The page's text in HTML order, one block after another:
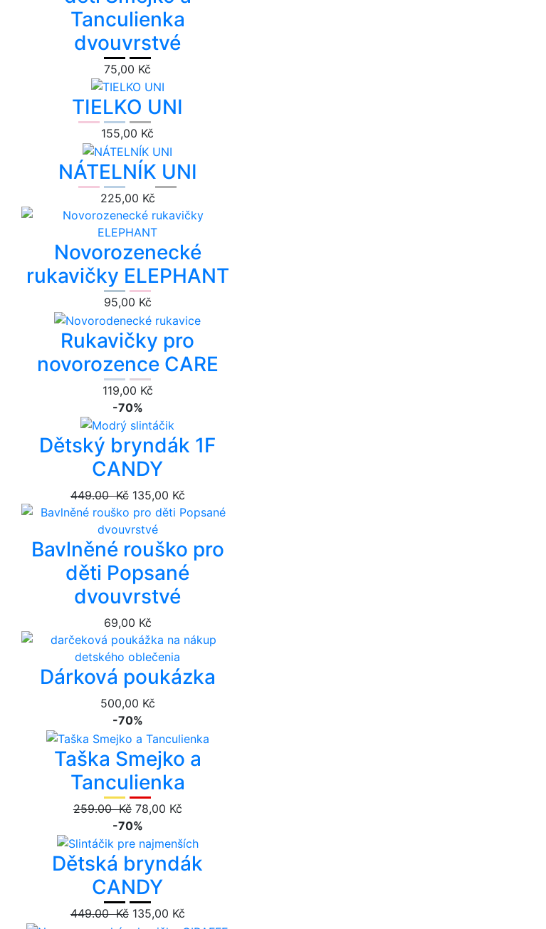
Tanculienka
dvouvrstvé
75,00 Kč
TIELKO UNI
155,00 Kč
NÁTELNÍK UNI
225,00 Kč
Novorozenecké
rukavičky ELEPHANT
95,00 Kč
Rukavičky pro
novorozence CARE
119,00 Kč
-70%
Dětský bryndák 1F
CANDY
449.00 Kč 135,00 Kč
Bavlněné rouško pro
děti Popsané
dvouvrstvé
69,00 Kč
Dárková poukázka
500,00 Kč
-70%
Taška Smejko a
Tanculienka
259.00 Kč 78,00 Kč
-70%
Dětská bryndák
CANDY
449.00 Kč 135,00 Kč